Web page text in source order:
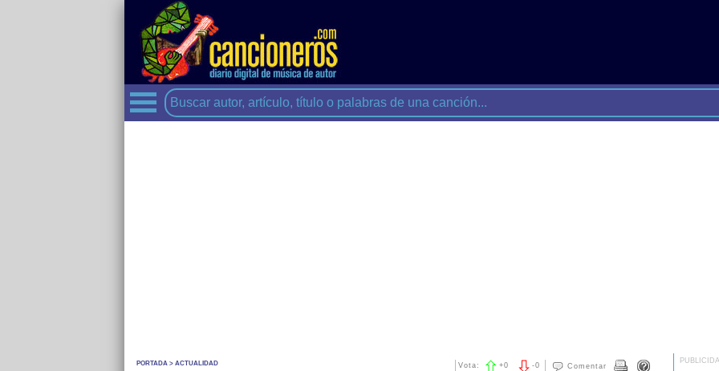
PORTADA > ACTUALIDAD Comentar
-0
Vota: +0